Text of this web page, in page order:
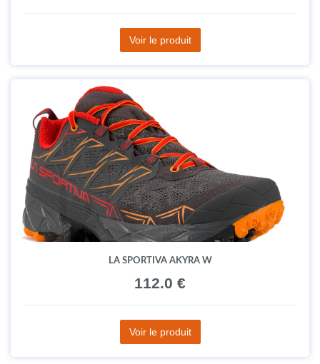
Voir le produit
LA SPORTIVA AKYRA W
112.0 €
Voir le produit